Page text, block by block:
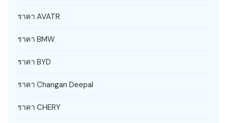
ราคา AVATR
ราคา BMW
ราคา BYD
ราคา Changan Deepal
ราคา CHERY